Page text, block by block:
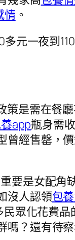
情 。
元一夜到
策是需在餐
app瓶身需
曾經售罄，
要是女配角
沒人認領包
眾化花費品
嗎？還有待察